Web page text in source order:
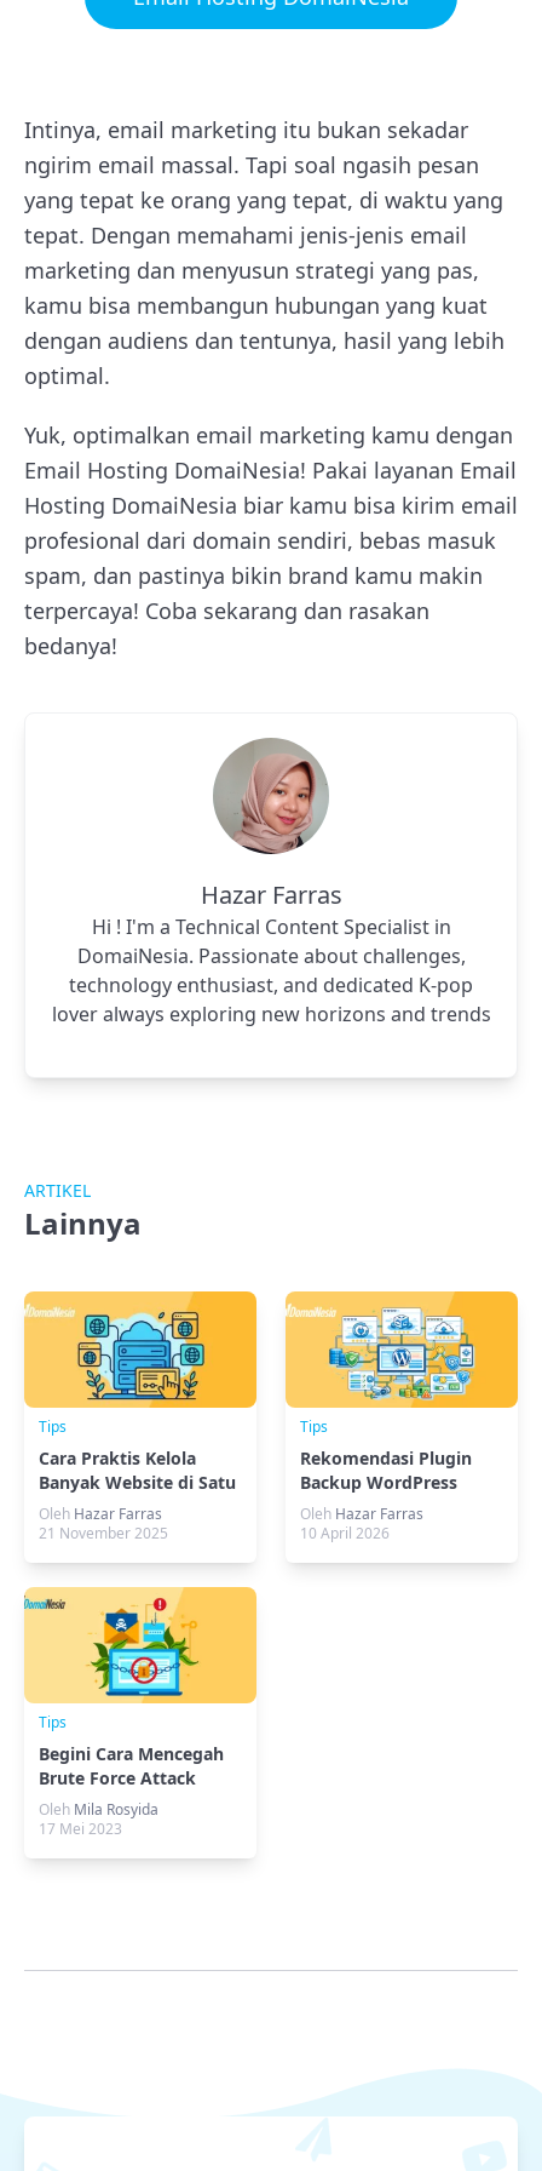
Intinya, email marketing itu bukan sekadar
ngirim email massal. Tapi soal ngasih pesan
yang tepat ke orang yang tepat, di waktu yang
tepat. Dengan memahami jenis-jenis email
marketing dan menyusun strategi yang pas,
kamu bisa membangun hubungan yang kuat
dengan audiens dan tentunya, hasil yang lebih
optimal.
Yuk, optimalkan email marketing kamu dengan
Email Hosting DomaiNesia! Pakai layanan Email
Hosting DomaiNesia biar kamu bisa kirim email
profesional dari domain sendiri, bebas masuk
spam, dan pastinya bikin brand kamu makin
terpercaya! Coba sekarang dan rasakan
bedanya!
Hazar Farras
Hi ! I'm a Technical Content Specialist in
DomaiNesia. Passionate about challenges,
technology enthusiast, and dedicated K-pop
lover always exploring new horizons and trends
ARTIKEL
Lainnya
Tips
Cara Praktis Kelola
Banyak Website di Satu
VPS
Oleh Hazar Farras
21 November 2025
Tips
Rekomendasi Plugin
Backup WordPress
Terbaik: Fitur,
Batasannya, dan Mana
Oleh Hazar Farras
10 April 2026
Tips
Begini Cara Mencegah
Brute Force Attack
Dengan Cepat Tepat
Oleh Mila Rosyida
17 Mei 2023